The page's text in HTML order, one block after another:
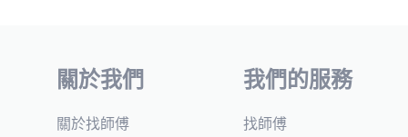
關於我們
關於找師傅
我們的服務
找師傅